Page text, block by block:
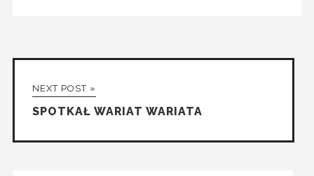
NEXT POST »
SPOTKAŁ WARIAT WARIATA